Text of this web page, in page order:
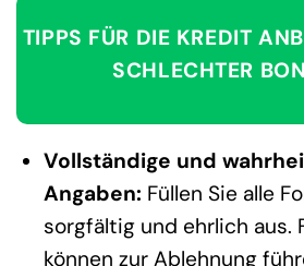
TIPPS FÜR DIE KREDIT
SCHLECHTER
Vollständige und
Angaben: Füllen Sie alle
sorgfältig und ehrlich aus.
können zur Ablehnung